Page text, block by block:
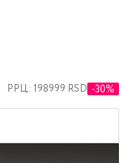
РРЦ: 198999 RSD -30%